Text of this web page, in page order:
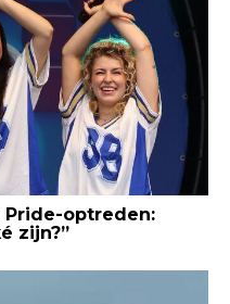
Pride-optreden:
zijn?”